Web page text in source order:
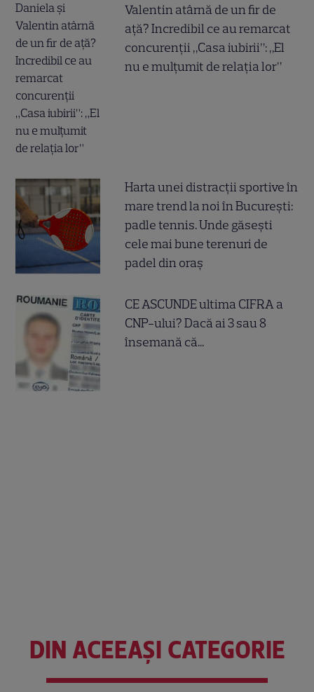
Valentin atârnă de un fir de
ață? Incredibil ce au remarcat
concurenții „Casa iubirii”: „El
nu e mulțumit de relația lor”
Harta unei distracții sportive în
mare trend la noi în București:
padle tennis. Unde găsești
cele mai bune terenuri de
padel din oraș
CE ASCUNDE ultima CIFRA a
CNP-ului? Dacă ai 3 sau 8
însemană că...
DIN ACEEAȘI CATEGORIE